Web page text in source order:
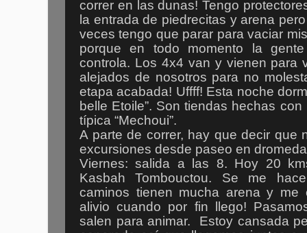
correr en las dunas! Tengo
la entrada de piedrecitas y arena
veces tengo que parar para vaciar
porque en todo momento la
controla. Los 4x4 van y vienen para
alejados de nosotros para no
etapa acabada! Uffff! Esta noche
belle Etoile”. Son tiendas hechas
típica “Mechoui”.
A parte de correr, hay que decir que
excursiones desde paseo en
Viernes: salida a las 8. Hoy 20
Kasbah Tombouctou. Se me
caminos tienen mucha arena y me
alivio cuando por fin llego!
salen para animar. Estoy cansada